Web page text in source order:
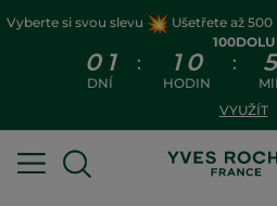
Vyberte si svou slevu Ušetřete až
100DOLU
0 1
DNÍ
: 1 0
HODIN
: 5
VYUŽÍT